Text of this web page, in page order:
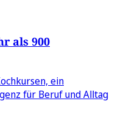
als 900
ein
für Beruf und Alltag